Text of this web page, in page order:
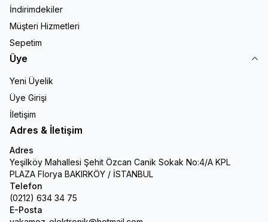
İndirimdekiler
Müşteri Hizmetleri
Sepetim
Üye
Yeni Üyelik
Üye Girişi
İletişim
Adres & İletişim
Adres
Yeşilköy Mahallesi Şehit Özcan Canik Sokak No:4/A KPL
PLAZA Florya BAKIRKÖY / İSTANBUL
Telefon
(0212) 634 34 75
E-Posta